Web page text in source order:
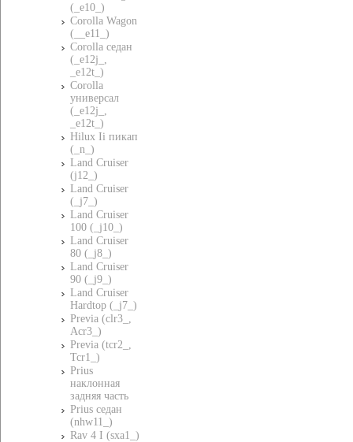
(_e10_)
Corolla Wagon
(__e11_)
Corolla седан
(_e12j_,
_e12t_)
Corolla
универсал
(_e12j_,
_e12t_)
Hilux Ii пикап
(_n_)
Land Cruiser
(j12_)
Land Cruiser
(_j7_)
Land Cruiser
100 (_j10_)
Land Cruiser
80 (_j8_)
Land Cruiser
90 (_j9_)
Land Cruiser
Hardtop (_j7_)
Previa (clr3_,
Acr3_)
Previa (tcr2_,
Tcr1_)
Prius
наклонная
задняя часть
Prius седан
(nhw11_)
Rav 4 I (sxa1_)